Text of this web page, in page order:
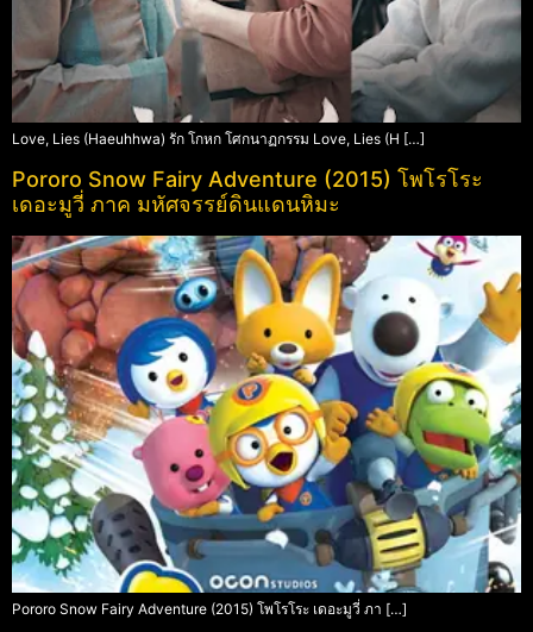
Love, Lies (Haeuhhwa) รัก โกหก โศกนาฏกรรม Love, Lies (H […]
Pororo Snow Fairy Adventure (2015) โพโรโระ
เดอะมูวี่ ภาค มหัศจรรย์ดินแดนหิมะ
Pororo Snow Fairy Adventure (2015) โพโรโระ เดอะมูวี่ ภา […]